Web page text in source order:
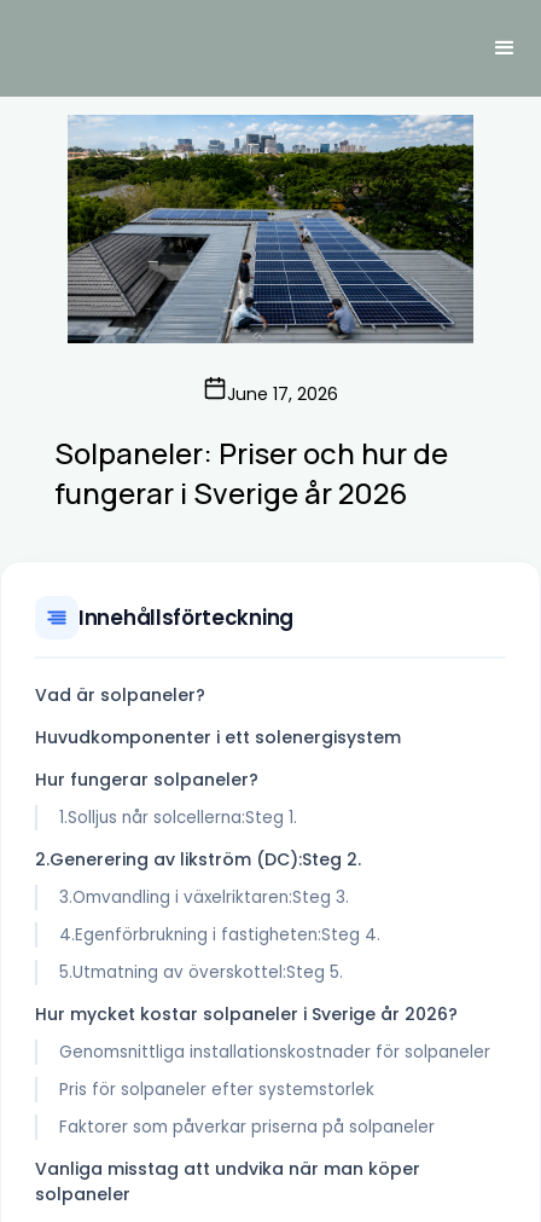
June 17, 2026
Solpaneler: Priser och hur de
fungerar i Sverige år 2026
Innehållsförteckning
Vad är solpaneler?
Huvudkomponenter i ett solenergisystem
Hur fungerar solpaneler?
1.Solljus når solcellerna:Steg 1.
2.Generering av likström (DC):Steg 2.
3.Omvandling i växelriktaren:Steg 3.
4.Egenförbrukning i fastigheten:Steg 4.
5.Utmatning av överskottel:Steg 5.
Hur mycket kostar solpaneler i Sverige år 2026?
Genomsnittliga installationskostnader för solpaneler
Pris för solpaneler efter systemstorlek
Faktorer som påverkar priserna på solpaneler
Vanliga misstag att undvika när man köper
solpaneler